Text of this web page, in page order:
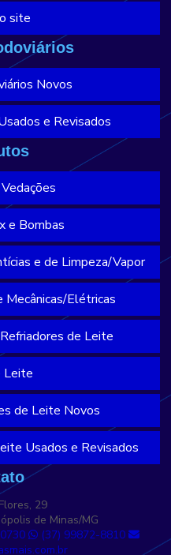
site
Novos
e Revisados
e Bombas
e de Limpeza/Vapor
Mecânicas/Elétricas
de Leite
Leite
de Leite Novos
Usados e Revisados
29
de Minas/MG
(37) 99872-8810